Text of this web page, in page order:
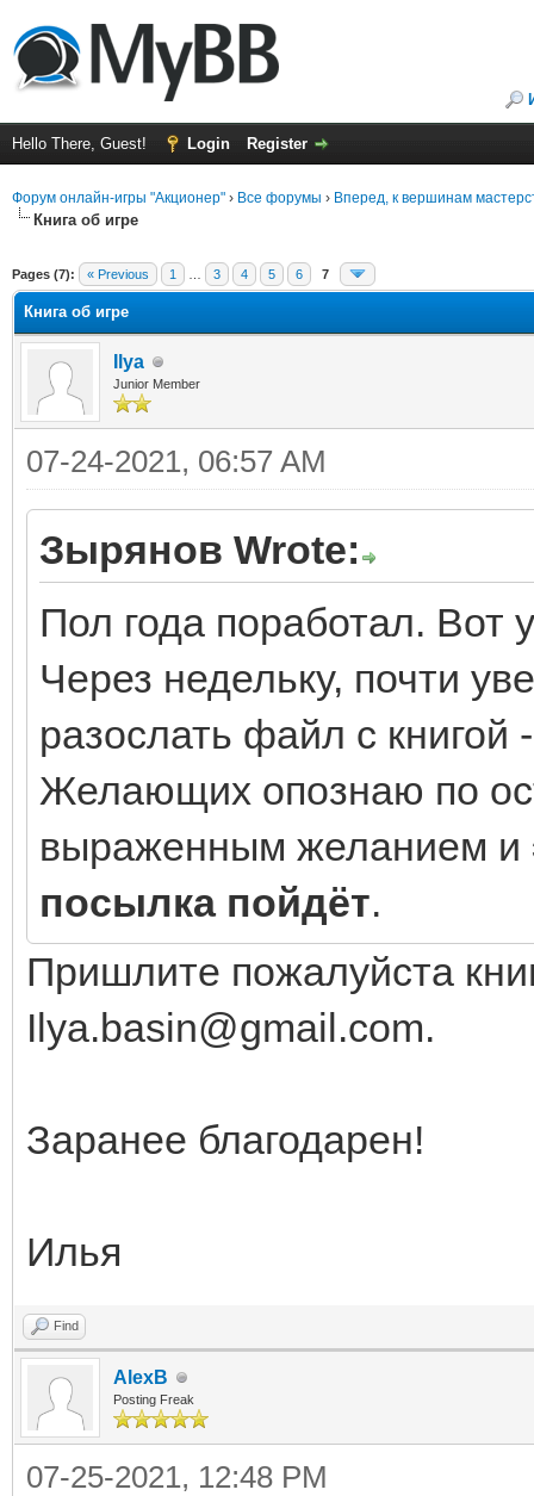
Hello There, Guest! Login Register
Форум онлайн-игры "Акционер" › Все форумы › Вперед, к вершинам
Книга об игре
Pages (7): « Previous 1 3 4 5 6 7
Книга об игре
Ilya
Junior Member
07-24-2021, 06:57 AM
Зырянов Wrote:
Пол года поработал.
Через недельку, почти
разослать файл с книгой
Желающих опознаю по
выраженным желанием и
посылка пойдёт.
Пришлите пожалуйста
Ilya.basin@gmail.com.
Заранее благодарен!
Илья
Find
AlexB
Posting Freak
07-25-2021, 12:48 PM